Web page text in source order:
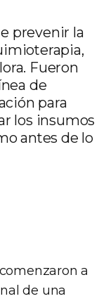
prevenir la
Fueron
de
para
los insumos
antes de lo
a
de una